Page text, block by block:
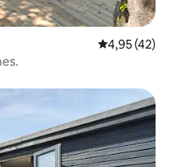
Średnia
4,95 (42)